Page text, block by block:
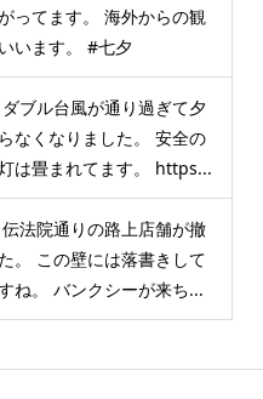
ってます。 海外からの観
います。 #七夕
ブル台風が通り過ぎて夕
なくなりました。 安全の
は畳まれてます。 https...
法院通りの路上店舗が撤
。 この壁には落書きして
ね。 バンクシーが来ち...